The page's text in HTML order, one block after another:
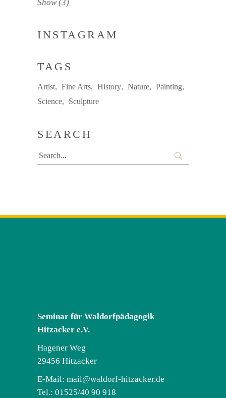
Show (3)
INSTAGRAM
TAGS
Artist Fine Arts History Nature
Painting
Science
Sculpture
SEARCH
Search
for:
Seminar für Waldorfpädagogik
Hitzacker e.V.
Hagener Weg
29456 Hitzacker
E-Mail: mail@waldorf-hitzacker.de
Tel.: 01525/40 90 918